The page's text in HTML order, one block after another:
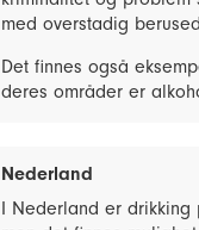
med overstadig
Det finnes også
deres områder er
Nederland
I Nederland er drikking